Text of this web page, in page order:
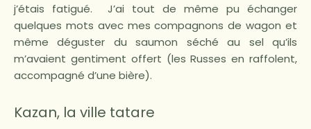
j’étais fatigué. J’ai tout de même pu échanger
quelques mots avec mes compagnons de wagon et
même déguster du saumon séché au sel qu’ils
m’avaient gentiment offert (les Russes en raffolent,
accompagné d’une bière).
Kazan, la ville tatare